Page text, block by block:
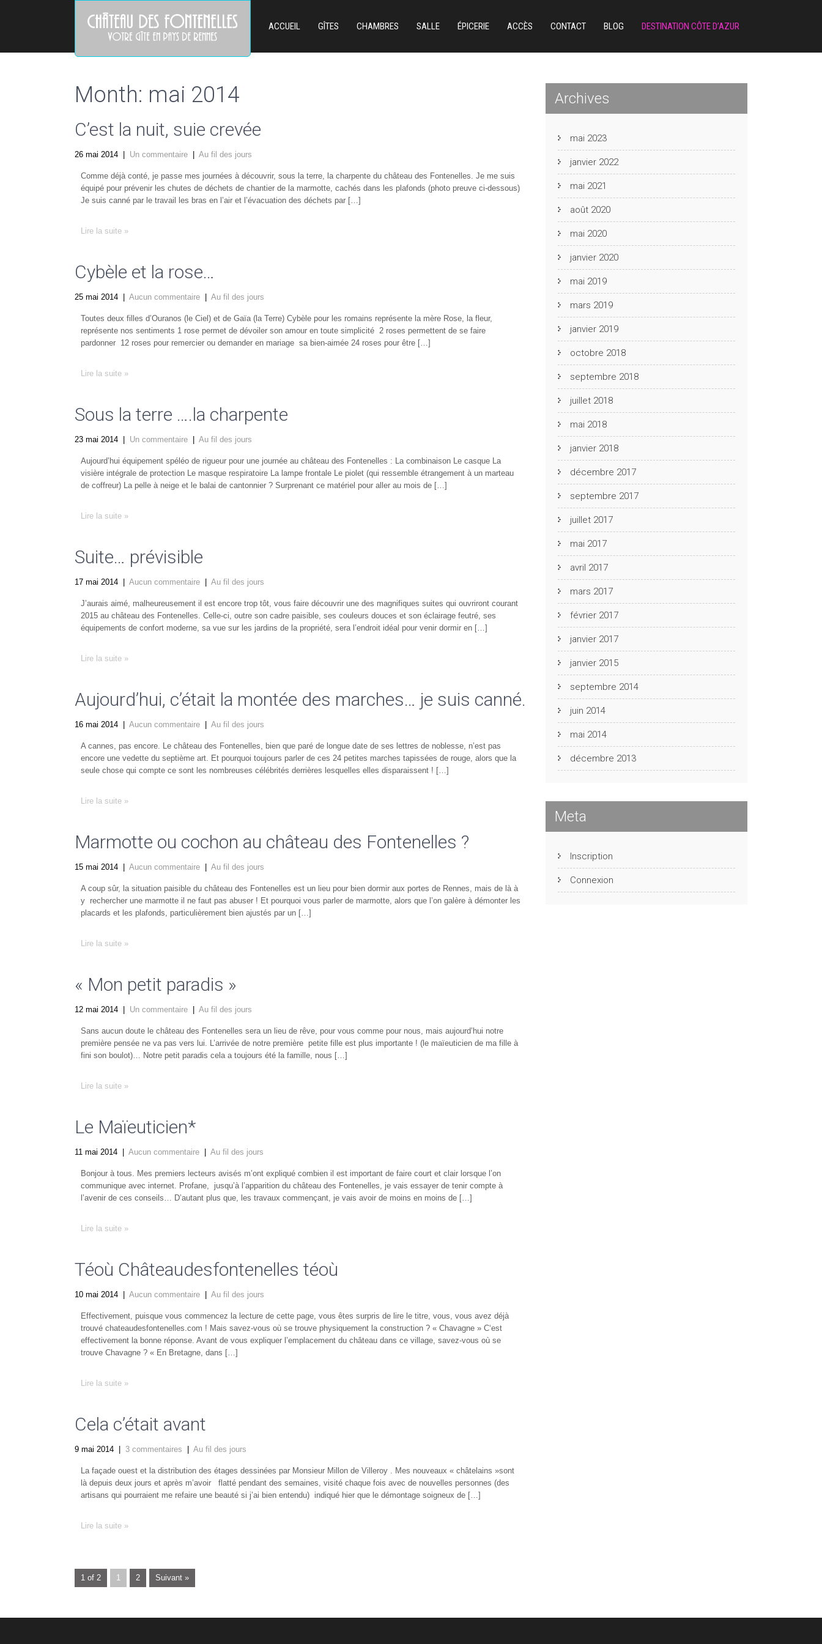
ACCUEIL GÎTES CHAMBRES SALLE ÉPICERIE ACCÈS CONTACT BLOG DESTINATION CÔTE D’AZUR
Month: mai 2014
C’est la nuit, suie crevée
26 mai 2014 Un commentaire Au fil des jours
Comme déjà conté, je passe mes journées à découvrir, sous la terre, la charpente du château des Fontenelles. Je me suis
équipé pour prévenir les chutes de déchets de chantier de la marmotte, cachés dans les plafonds (photo preuve ci-dessous)
Je suis canné par le travail les bras en l’air et l’évacuation des déchets par […]
Lire la suite »
Cybèle et la rose…
25 mai 2014 Aucun commentaire Au fil des jours
Toutes deux filles d’Ouranos (le Ciel) et de Gaïa (la Terre) Cybèle pour les romains représente la mère Rose, la fleur,
représente nos sentiments 1 rose permet de dévoiler son amour en toute simplicité 2 roses permettent de se faire
pardonner 12 roses pour remercier ou demander en mariage sa bien-aimée 24 roses pour être […]
Lire la suite »
Sous la terre ….la charpente
23 mai 2014 Un commentaire Au fil des jours
Aujourd’hui équipement spéléo de rigueur pour une journée au château des Fontenelles : La combinaison Le casque La
visière intégrale de protection Le masque respiratoire La lampe frontale Le piolet (qui ressemble étrangement à un marteau
de coffreur) La pelle à neige et le balai de cantonnier ? Surprenant ce matériel pour aller au mois de […]
Lire la suite »
Suite… prévisible
17 mai 2014 Aucun commentaire Au fil des jours
J’aurais aimé, malheureusement il est encore trop tôt, vous faire découvrir une des magnifiques suites qui ouvriront courant
2015 au château des Fontenelles. Celle-ci, outre son cadre paisible, ses couleurs douces et son éclairage feutré, ses
équipements de confort moderne, sa vue sur les jardins de la propriété, sera l’endroit idéal pour venir dormir en […]
Lire la suite »
Aujourd’hui, c’était la montée des marches… je suis canné.
16 mai 2014 Aucun commentaire Au fil des jours
A cannes, pas encore. Le château des Fontenelles, bien que paré de longue date de ses lettres de noblesse, n’est pas
encore une vedette du septième art. Et pourquoi toujours parler de ces 24 petites marches tapissées de rouge, alors que la
seule chose qui compte ce sont les nombreuses célébrités derrières lesquelles elles disparaissent ! […]
Lire la suite »
Marmotte ou cochon au château des Fontenelles ?
15 mai 2014 Aucun commentaire Au fil des jours
A coup sûr, la situation paisible du château des Fontenelles est un lieu pour bien dormir aux portes de Rennes, mais de là à
y rechercher une marmotte il ne faut pas abuser ! Et pourquoi vous parler de marmotte, alors que l’on galère à démonter les
placards et les plafonds, particulièrement bien ajustés par un […]
Lire la suite »
« Mon petit paradis »
12 mai 2014 Un commentaire Au fil des jours
Sans aucun doute le château des Fontenelles sera un lieu de rêve, pour vous comme pour nous, mais aujourd’hui notre
première pensée ne va pas vers lui. L’arrivée de notre première petite fille est plus importante ! (le maïeuticien de ma fille à
fini son boulot)… Notre petit paradis cela a toujours été la famille, nous […]
Lire la suite »
Le Maïeuticien*
11 mai 2014 Aucun commentaire Au fil des jours
Bonjour à tous. Mes premiers lecteurs avisés m’ont expliqué combien il est important de faire court et clair lorsque l’on
communique avec internet. Profane, jusqu’à l’apparition du château des Fontenelles, je vais essayer de tenir compte à
l’avenir de ces conseils… D’autant plus que, les travaux commençant, je vais avoir de moins en moins de […]
Lire la suite »
Téoù Châteaudesfontenelles téoù
10 mai 2014 Aucun commentaire Au fil des jours
Effectivement, puisque vous commencez la lecture de cette page, vous êtes surpris de lire le titre, vous, vous avez déjà
trouvé chateaudesfontenelles.com ! Mais savez-vous où se trouve physiquement la construction ? « Chavagne » C‘est
effectivement la bonne réponse. Avant de vous expliquer l’emplacement du château dans ce village, savez-vous où se
trouve Chavagne ? « En Bretagne, dans […]
Lire la suite »
Cela c’était avant
9 mai 2014 3 commentaires Au fil des jours
La façade ouest et la distribution des étages dessinées par Monsieur Millon de Villeroy . Mes nouveaux « châtelains »sont
là depuis deux jours et après m’avoir flatté pendant des semaines, visité chaque fois avec de nouvelles personnes (des
artisans qui pourraient me refaire une beauté si j’ai bien entendu) indiqué hier que le démontage soigneux de […]
Lire la suite »
1 of 2 1 2 Suivant »
Archives
mai 2023
janvier 2022
mai 2021
août 2020
mai 2020
janvier 2020
mai 2019
mars 2019
janvier 2019
octobre 2018
septembre 2018
juillet 2018
mai 2018
janvier 2018
décembre 2017
septembre 2017
juillet 2017
mai 2017
avril 2017
mars 2017
février 2017
janvier 2017
janvier 2015
septembre 2014
juin 2014
mai 2014
décembre 2013
Meta
Inscription
Connexion